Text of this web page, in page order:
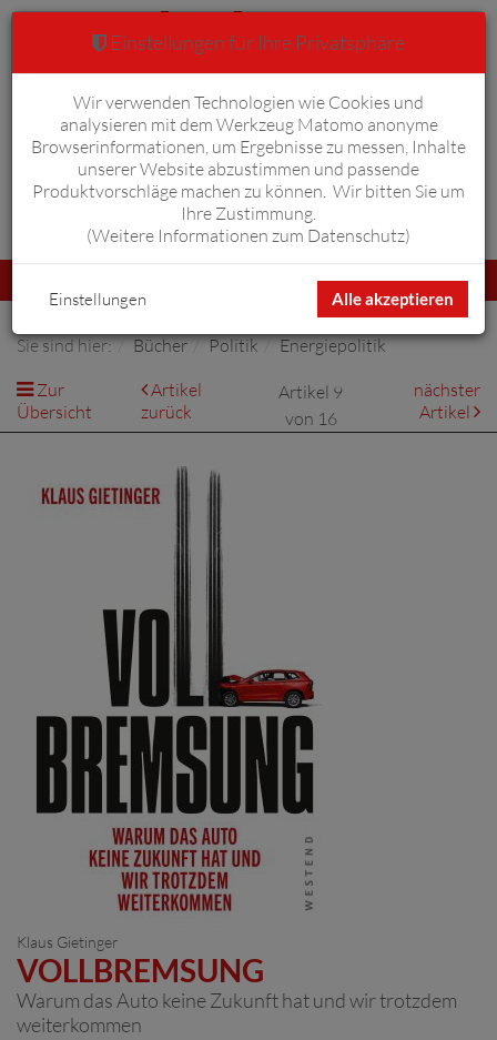
Anmelden Warenkorb 0
umschalten
Sie sind hier: Bücher Politik
Energiepolitik
Zur
Übersicht
Artikel
zurück
Artikel 9
von 16
nächster
Artikel
Klaus Gietinger
VOLLBREMSUNG
Warum das Auto keine Zukunft hat und wir trotzdem
weiterkommen
Einstellungen für Ihre Privatsphäre
Wir verwenden Technologien wie Cookies und
analysieren mit dem Werkzeug Matomo anonyme
Browserinformationen, um Ergebnisse zu messen, Inhalte
unserer Website abzustimmen und passende
Produktvorschläge machen zu können. Wir bitten Sie um
Ihre Zustimmung.
(Weitere Informationen zum Datenschutz)
Alle akzeptieren
Einstellungen